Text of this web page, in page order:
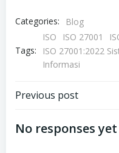
Categories: Blog
Tags:
ISO ISO 27001
ISO 27001:2022
Informasi
Post
navigation
Previous post
No responses yet